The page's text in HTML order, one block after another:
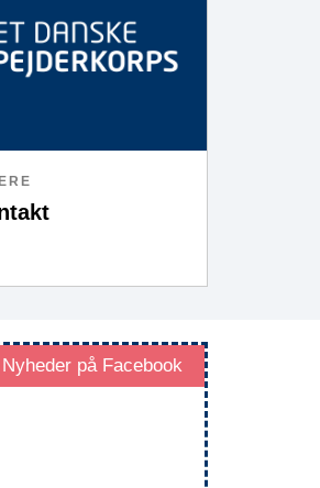
Nyheder på Facebook